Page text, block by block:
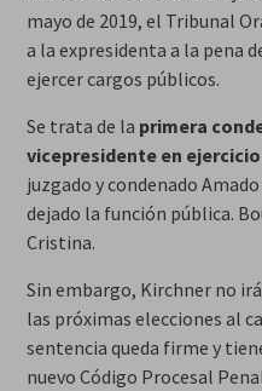
mayo de 2019, el Tribunal
a la expresidenta a la pena
ejercer cargos públicos.
Se trata de la primera
vicepresidente en ejercicio
juzgado y condenado
dejado la función pública.
Cristina.
Sin embargo, Kirchner no
las próximas elecciones al
sentencia queda firme y
nuevo Código Procesal